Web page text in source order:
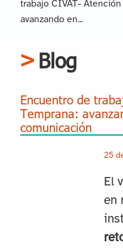
trabajo CIVAT- Atención
avanzando en...
Blog
Encuentro de
Temprana:
comunicación
25
El
en